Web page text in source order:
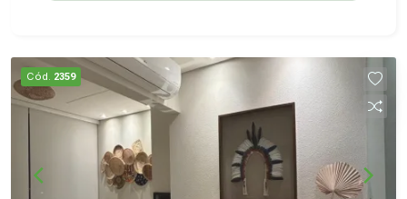
Cód. 2359